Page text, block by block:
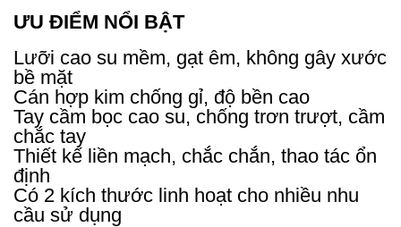
ƯU ĐIỂM NỔI BẬT
Lưỡi cao su mềm, gạt êm, không gây xước
bề mặt
Cán hợp kim chống gỉ, độ bền cao
Tay cầm bọc cao su, chống trơn trượt, cầm
chắc tay
Thiết kế liền mạch, chắc chắn, thao tác ổn
định
Có 2 kích thước linh hoạt cho nhiều nhu
cầu sử dụng